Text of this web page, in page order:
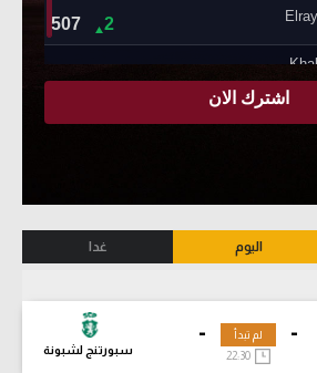
اليوم غدا
-
-
سبورتنج لشبونة
لم تبدأ